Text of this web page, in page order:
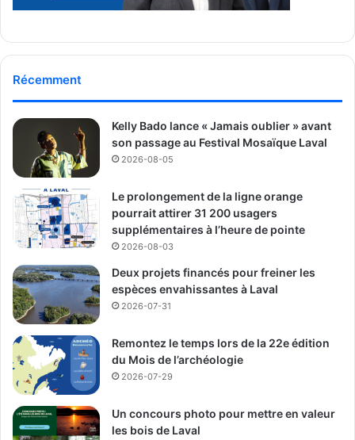
Transport : appui au prolongement du métro jusqu’à
plantation massive d’arbres, agrandissement du
refuge faunique de la rivière des Mille-Îles et
protection de 20 millions de pieds carrés de milieux
naturels supplémentaires.
Aînés et sécurité : bonification des aménagements
autour des résidences pour personnes âgées, lutte
contre l’isolement et soutien aux organismes contre
la fraude.
Culture et langue : création de nouveaux espaces de
diffusion, valorisation des artistes lavallois, plan
d’action pour la promotion du français et protection
du patrimoine bâti.
Le parti présente dans son sa plateforme électorale Laval
comme une ville en mouvement, prête à consolider ses
acquis tout en devenant un modèle de développement
Récemment
Kelly Bado lance « Jamais oublier » avant
son passage au Festival Mosaïque Laval
2026-08-05
Le prolongement de la ligne orange
pourrait attirer 31 200 usagers
supplémentaires à l’heure de pointe
2026-08-03
Deux projets financés pour freiner les
espèces envahissantes à Laval
2026-07-31
Remontez le temps lors de la 22e édition
du Mois de l’archéologie
2026-07-29
Un concours photo pour mettre en valeur
les bois de Laval